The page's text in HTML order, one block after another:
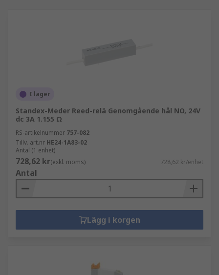
I lager
Standex-Meder Reed-relä Genomgående hål NO, 24V
dc 3A 1.155 Ω
RS-artikelnummer 757-082
Tillv. art.nr HE24-1A83-02
Antal (1 enhet)
728,62 kr(exkl. moms) 728,62 kr/enhet
Antal
Lägg i korgen